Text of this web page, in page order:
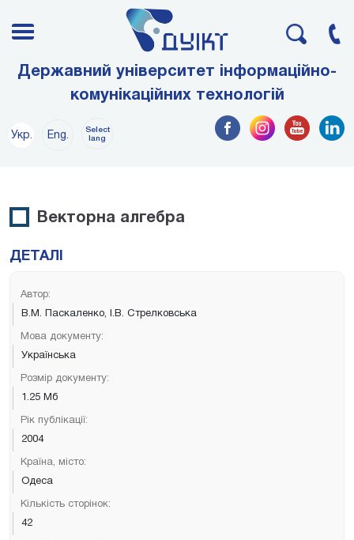
Державний університет інформаційно-
комунікаційних технологій
Укр. Eng.
Select
lang
Векторна алгебра
ДЕТАЛІ
Автор:
В.М. Паскаленко, І.В. Стрелковська
Мова документу:
Українська
Розмір документу:
1.25 Мб
Рік публікації:
2004
Країна, місто:
Одеса
Кількість сторінок:
42